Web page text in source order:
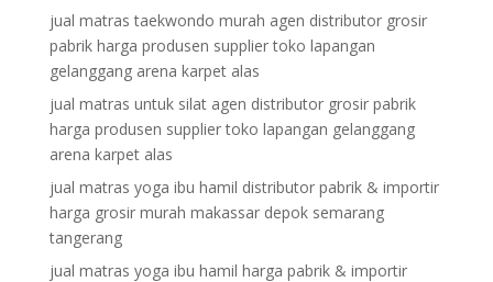
jual matras taekwondo murah agen distributor grosir
pabrik harga produsen supplier toko lapangan
gelanggang arena karpet alas
jual matras untuk silat agen distributor grosir pabrik
harga produsen supplier toko lapangan gelanggang
arena karpet alas
jual matras yoga ibu hamil distributor pabrik & importir
harga grosir murah makassar depok semarang
tangerang
jual matras yoga ibu hamil harga pabrik & importir